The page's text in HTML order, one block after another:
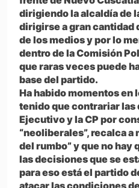
dirigiendo la alcaldía de
dirigirse a gran cantidad
de los medios y por lo
dentro de la Comisión
que raras veces puede
base del partido.
Ha habido momentos en
tenido que contrariar las
Ejecutivo y la CP por
“neoliberales”, recalca a
del rumbo” y que no hay
las decisiones que se
para eso está el partido